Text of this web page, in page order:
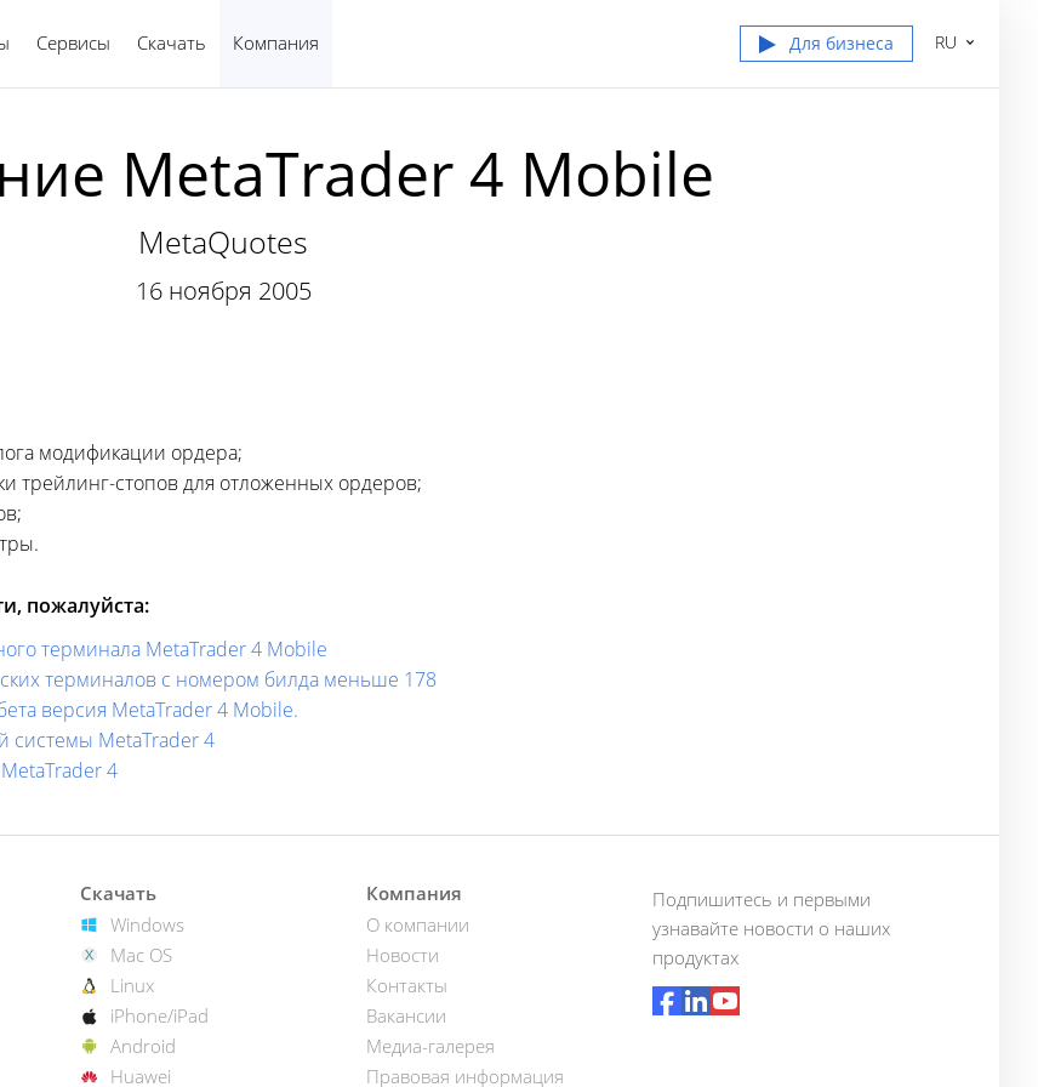
Сервисы Скачать Компания Для бизнеса RU
MetaTrader 4 Mobile
MetaQuotes
16 ноября 2005
модификации ордера;
трейлинг-стоповдля отложенных ордеров;
пожалуйста:
терминала MetaTrader 4 Mobile
терминалов с номером билда меньше 178
версия MetaTrader 4 Mobile.
системы MetaTrader 4
4
Скачать
Windows
Mac OS
Linux
iPhone/iPad
Android
Huawei
Компания
О компании
Новости
Контакты
Вакансии
Медиа-галерея
Правовая информация
Подпишитесь и первыми
узнавайте новости о наших
продуктах